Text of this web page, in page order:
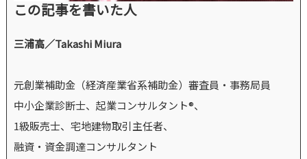
この記事を書いた人
三浦高／Takashi Miura
元創業補助金（経済産業省系補助金）審査員・事務局員
中小企業診断士、起業コンサルタント®、
1級販売士、宅地建物取引主任者、
融資・資金調達コンサルタント